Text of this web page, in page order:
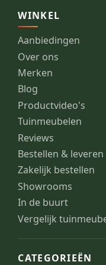
WINKEL
Aanbiedingen
Over ons
Merken
Blog
Productvideo's
Tuinmeubelen
Reviews
Bestellen & leveren
Zakelijk bestellen
Showrooms
In de buurt
Vergelijk
CATEGORIEËN